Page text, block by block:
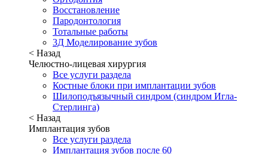
Восстановление
Пародонтология
Тотальные работы
3Д Моделирование зубов
< Назад
Челюстно-лицевая хирургия
Все услуги раздела
Костные блоки при имплантации зубов
Шилоподъязычный синдром (синдром Игла-
Стерлинга)
< Назад
Имплантация зубов
Все услуги раздела
Имплантация зубов после 60